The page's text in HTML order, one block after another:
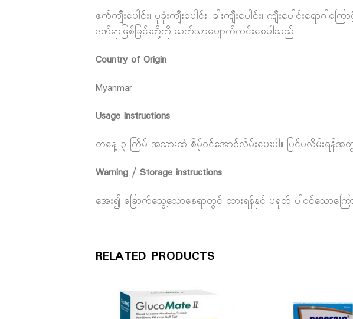
ဇက်ကျီးပေါင်း၊ ပုခုံးကျီးပေါင်း၊ ခါးကျီးပေါင်း၊ ကျီးပေါင်းရောဂ
ဒဏ်ရာဖြစ်ခြင်းတို့ကို သက်သာပျောက်ကင်းစေပါသည်။
Country of Origin
Myanmar
Usage Instructions
တနေ့ ၃ ကြိမ် အသားထဲ စိမ့်ဝင်အောင်လိမ်းပေးပါ။ ပြင်ပလိမ်းရန်
Warning / Storage instructions
အေး၍ ခြောက်သွေ့သောနေရာတွင် ထားရန်နှင့် ပရုတ် ပါဝင်သောကြေ
RELATED PRODUCTS